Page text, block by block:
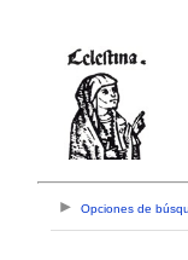
Opciones de